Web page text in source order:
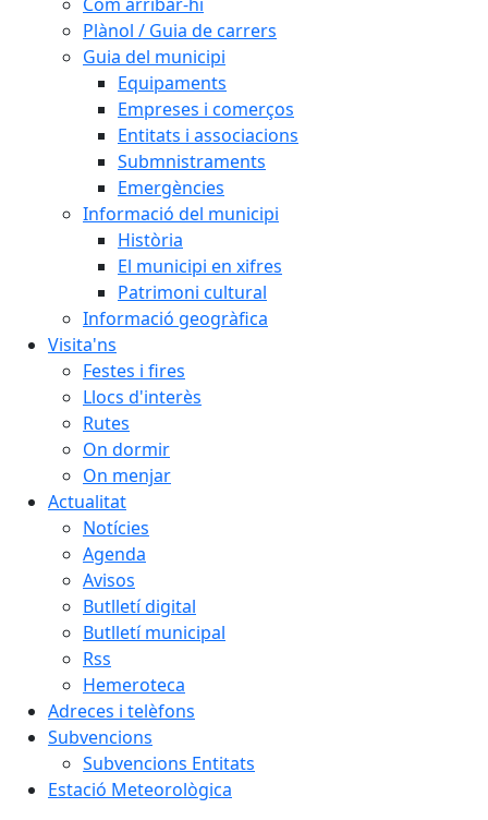
Plànol / Guia de carrers
Guia del municipi
Equipaments
Empreses i comerços
Entitats i associacions
Submnistraments
Emergències
Informació del municipi
Història
El municipi en xifres
Patrimoni cultural
Informació geogràfica
Visita'ns
Festes i fires
Llocs d'interès
Rutes
On dormir
On menjar
Actualitat
Notícies
Agenda
Avisos
Butlletí digital
Butlletí municipal
Rss
Hemeroteca
Adreces i telèfons
Subvencions
Subvencions Entitats
Estació Meteorològica